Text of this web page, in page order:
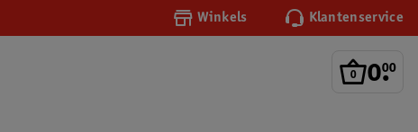
Winkels Klantenservice
0.
00